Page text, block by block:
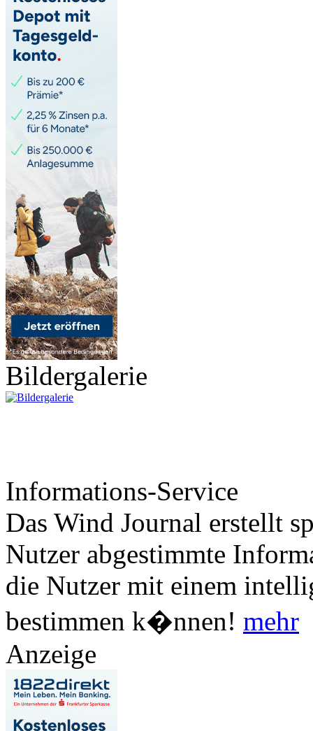
Bildergalerie
Informations-Service
Das Wind Journal erstellt
Nutzer abgestimmte
die Nutzer mit einem
bestimmen k�nnen! mehr
Anzeige